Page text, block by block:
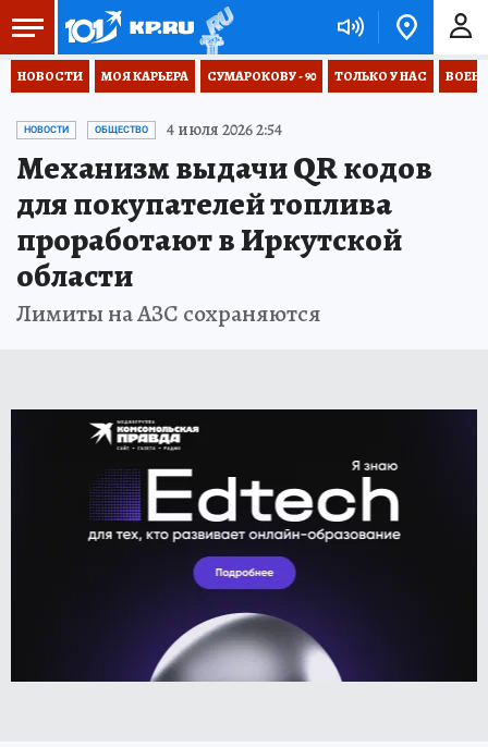
НОВОСТИ МОЯ КАРЬЕРА СУМАРОКОВУ - 90 ТОЛЬКО У НАС
НОВОСТИ ОБЩЕСТВО 4 июля 2026 2:54
Механизм выдачи QR кодов
для покупателей топлива
проработают в Иркутской
области
Лимиты на АЗС сохраняются